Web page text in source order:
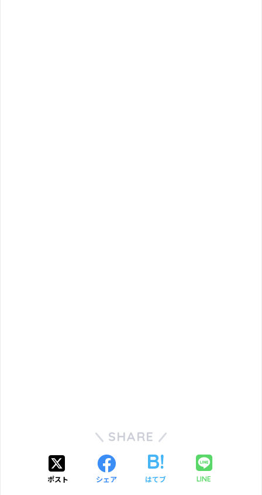
SHARE
ポスト シェア はてブ LINE